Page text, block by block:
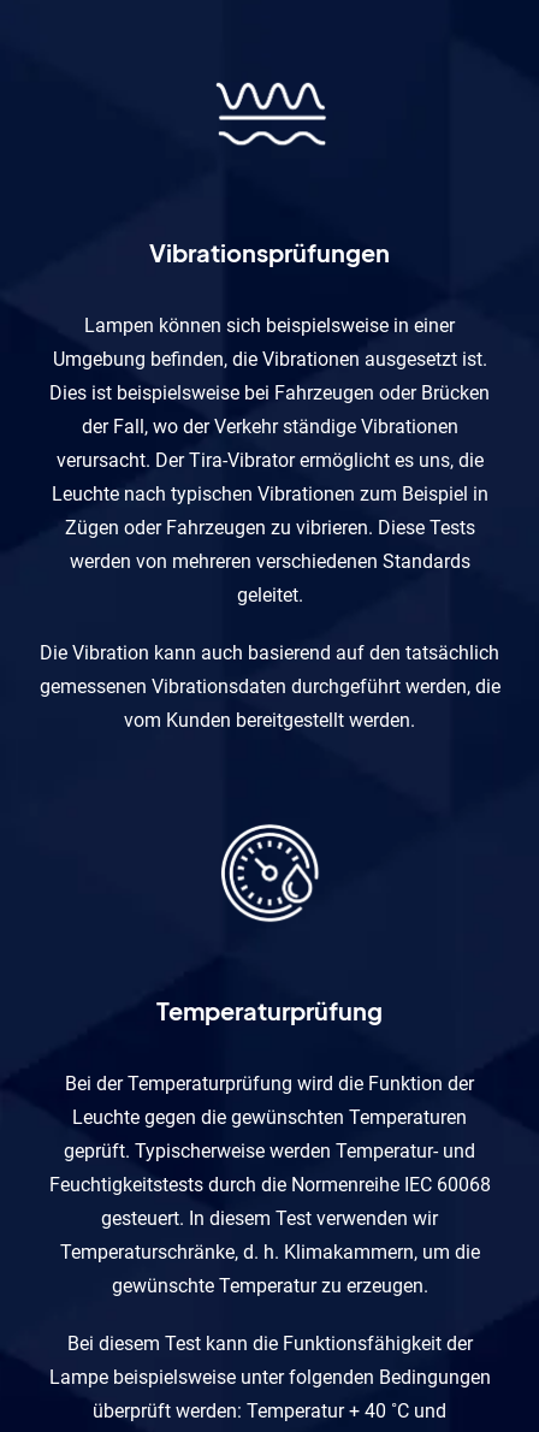
Vibrationsprüfungen
Lampen können sich beispielsweise in einer
Umgebung befinden, die Vibrationen ausgesetzt ist.
Dies ist beispielsweise bei Fahrzeugen oder Brücken
der Fall, wo der Verkehr ständige Vibrationen
verursacht. Der Tira-Vibrator ermöglicht es uns, die
Leuchte nach typischen Vibrationen zum Beispiel in
Zügen oder Fahrzeugen zu vibrieren. Diese Tests
werden von mehreren verschiedenen Standards
geleitet.
Die Vibration kann auch basierend auf den tatsächlich
gemessenen Vibrationsdaten durchgeführt werden, die
vom Kunden bereitgestellt werden.
Temperaturprüfung
Bei der Temperaturprüfung wird die Funktion der
Leuchte gegen die gewünschten Temperaturen
geprüft. Typischerweise werden Temperatur- und
Feuchtigkeitstests durch die Normenreihe IEC 60068
gesteuert. In diesem Test verwenden wir
Temperaturschränke, d. h. Klimakammern, um die
gewünschte Temperatur zu erzeugen.
Bei diesem Test kann die Funktionsfähigkeit der
Lampe beispielsweise unter folgenden Bedingungen
überprüft werden: Temperatur + 40 ˚C und